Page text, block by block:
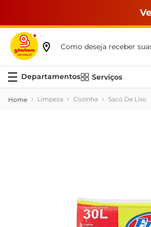
Como deseja receber
Serviços
Limpeza Cozinha Saco De Lixo